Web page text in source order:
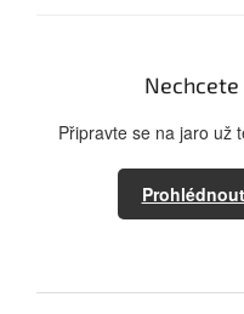
Připravte se na jaro už